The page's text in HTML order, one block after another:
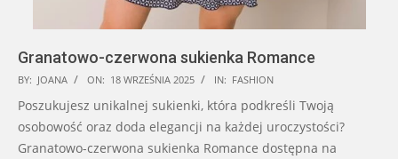
Granatowo-czerwona sukienka Romance
2025-
09-
18
BY: JOANA ON: 18 WRZEŚNIA 2025 IN: FASHION
Poszukujesz unikalnej sukienki, która podkreśli Twoją
osobowość oraz doda elegancji na każdej uroczystości?
Granatowo-czerwona sukienka Romance dostępna na